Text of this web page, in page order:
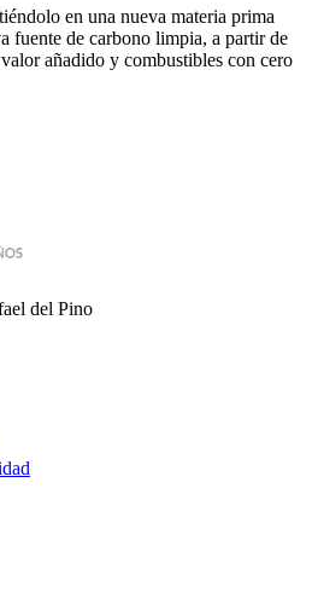
en una nueva materia prima
fuente de carbono limpia, a partir de
añadido y combustibles con cero
del Pino